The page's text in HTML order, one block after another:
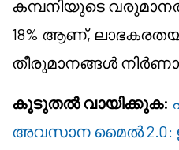
കമ്പനിയുടെ
18% ആണ്,
തീരുമാനങ്ങൾ
കൂടുതൽ വായിക്കുക:
അവസാന മൈൽ 2.0: